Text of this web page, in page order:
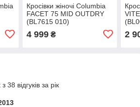
Кросівки жіночі Columbia
FACET 75 MID OUTDRY
(BL7615 010)
4 999₴ 2
38 відгуків за рік